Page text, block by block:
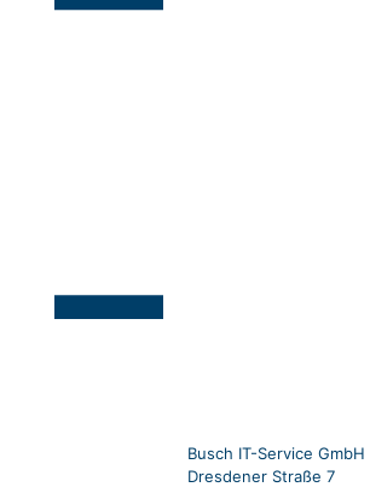
Busch IT-Service GmbH
Dresdener Straße 7